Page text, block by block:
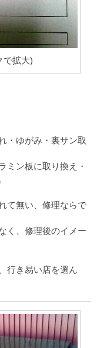
で拡大)
・ゆがみ・裏サン取
ミン板に取り換え・
て無い、修理ならで
く、修理後のイメー
行き易い店を選ん